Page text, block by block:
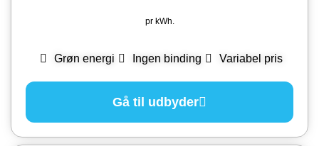
pr kWh.
Grøn energi Ingen binding Variabel pris
Gå til udbyder